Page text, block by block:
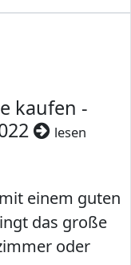
kaufen -
lesen
einem guten
das große
oder